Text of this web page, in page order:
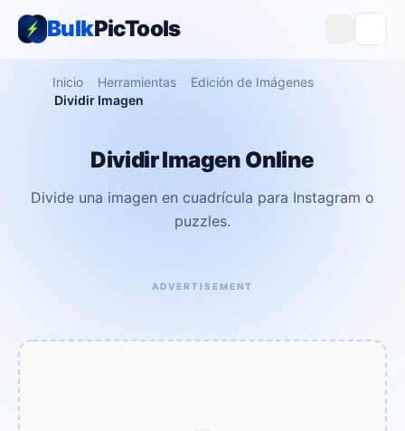
BulkPicTools
Inicio Herramientas
Edición de Imágenes
Dividir Imagen
Dividir Imagen Online
Divide una imagen en cuadrícula para Instagram o
puzzles.
ADVERTISEMENT